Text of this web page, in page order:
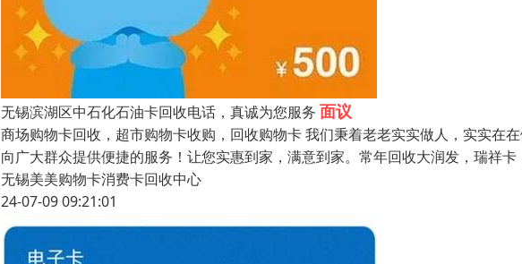
无锡滨湖区中石化石油卡回收电话，真诚为您服务 面议
商场购物卡回收，超市购物卡收购，回收购物卡 我们秉着老老实实做人，实实在
向广大群众提供便捷的服务！让您实惠到家，满意到家。常年回收大润发，瑞祥
无锡美美购物卡消费卡回收中心
24-07-09 09:21:01